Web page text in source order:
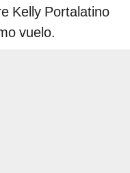
Kelly Portalatino
vuelo.